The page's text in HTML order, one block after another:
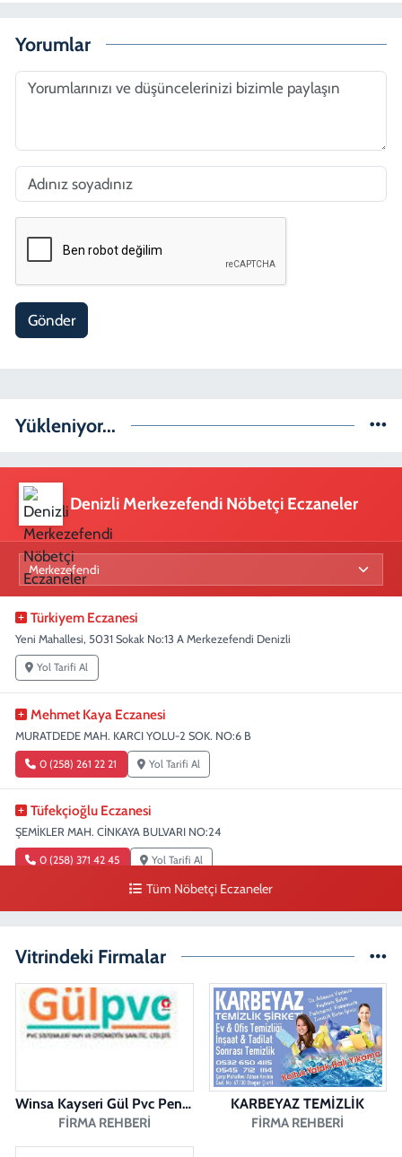
Yorumlar
Gönder
Yükleniyor...
Denizli Merkezefendi Nöbetçi Eczaneler
Türkiyem Eczanesi
Yeni Mahallesi, 5031 Sokak No:13 A Merkezefendi Denizli
Yol Tarifi Al
Mehmet Kaya Eczanesi
MURATDEDE MAH. KARCI YOLU-2 SOK. NO:6 B
0 (258) 261 22 21 Yol Tarifi Al
Tüfekçioğlu Eczanesi
ŞEMİKLER MAH. CİNKAYA BULVARI NO:24
0 (258) 371 42 45 Yol Tarifi Al
Ada Eczanesi
BAHÇELİEVLER MAH. BAHÇELİEVLER CAD. 3023 SOK. NO:71 B
Pamukkale Aktürk Eczanesi
Tüm Nöbetçi Eczaneler
Vitrindeki Firmalar
Winsa Kayseri Gül Pvc Pencere Kayseri Winsa
FIRMA REHBERI
KARBEYAZ TEMİZLİK
FIRMA REHBERI